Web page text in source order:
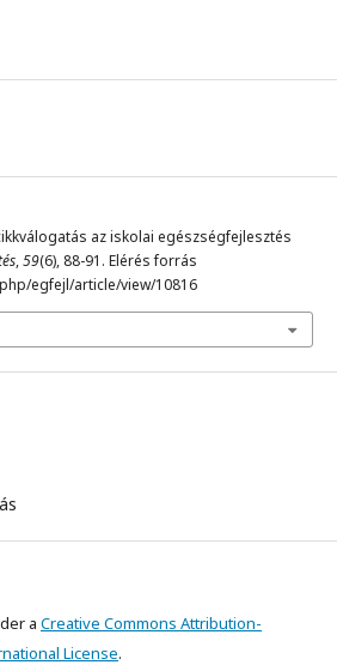
az iskolai egészségfejlesztés
,59(6), 88-91. Elérés forrás
egfejl/article/view/10816
a Creative Commons Attribution-
License.